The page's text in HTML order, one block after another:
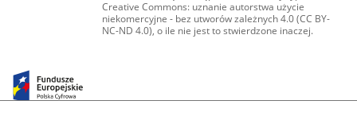
Creative Commons: uznanie autorstwa użycie
niekomercyjne - bez utworów zależnych 4.0 (CC BY-
NC-ND 4.0), o ile nie jest to stwierdzone inaczej.